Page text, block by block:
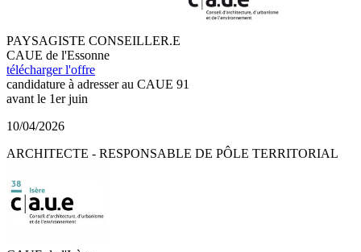
PAYSAGISTE CONSEILLER.E
CAUE de l'Essonne
télécharger l'offre
candidature à adresser au CAUE 91
avant le 1er juin
10/04/2026
ARCHITECTE - RESPONSABLE DE PÔLE TERRITORIAL